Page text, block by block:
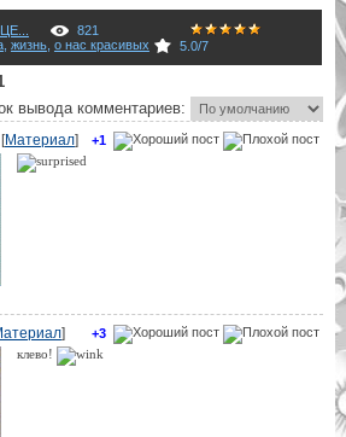
821
, жизнь, о нас красивых 5.0/7
вывода комментариев:
+1
Материал]
+3
]
клево!